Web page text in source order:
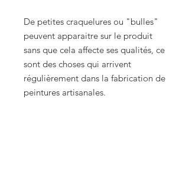
De petites craquelures ou "bulles"
peuvent apparaitre sur le produit
sans que cela affecte ses qualités, ce
sont des choses qui arrivent
régulièrement dans la fabrication de
peintures artisanales.